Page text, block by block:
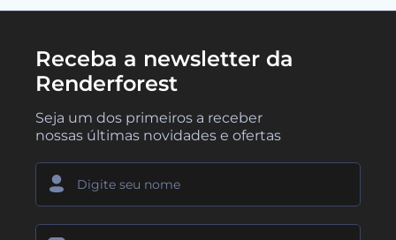
Receba a newsletter da
Renderforest
Seja um dos primeiros a receber
nossas últimas novidades e ofertas